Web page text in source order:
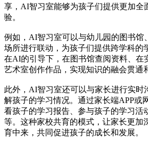
享，AI智习室能够为孩子们提供更加全
验。
例如，AI智习室可以与幼儿园的图书馆
场所进行联动，为孩子们提供跨学科的
在AI的引导下，在图书馆查阅资料、在
艺术室创作作品，实现知识的融会贯通
此外，AI智习室还可以与家长进行实时
解孩子的学习情况。通过家长端APP或
看孩子的学习报告、参与孩子的学习活
等。这种家校共育的模式，让家长更加
育中来，共同促进孩子的成长和发展。